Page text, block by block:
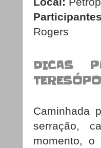
Rogers
DICAS
Caminhada
serração,
momento, o